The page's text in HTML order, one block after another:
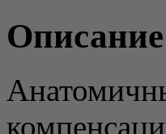
Описание